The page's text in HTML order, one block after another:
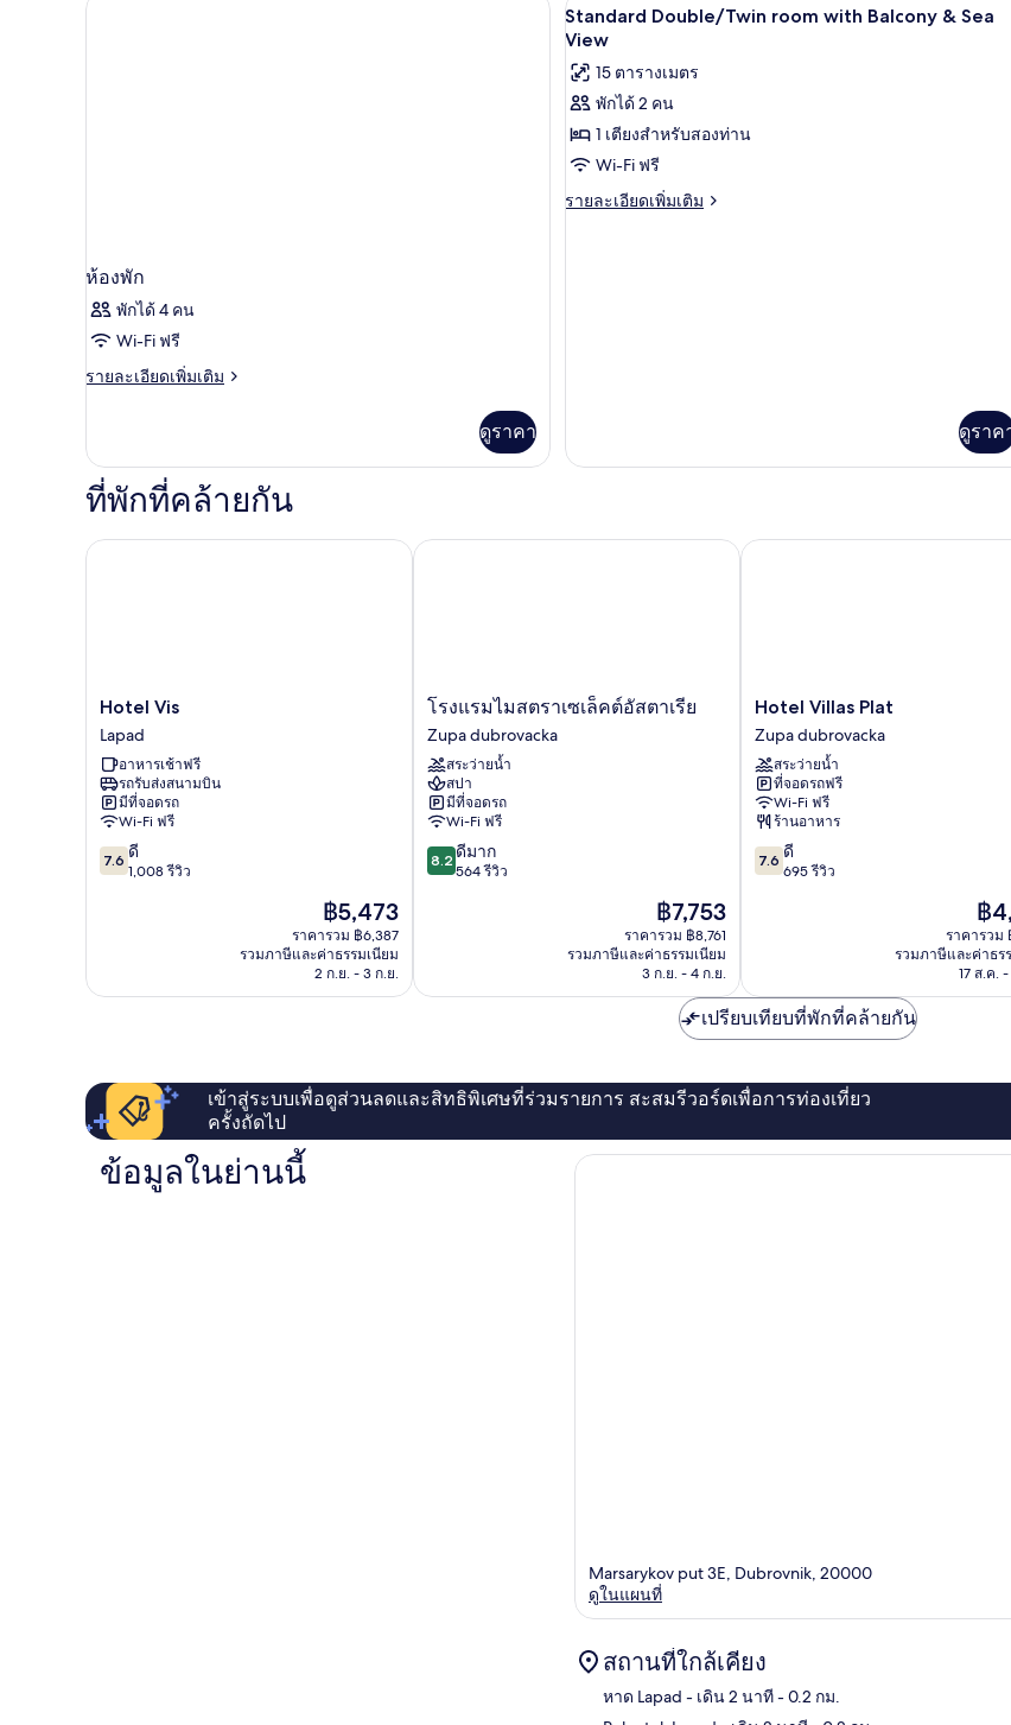
Double
Single
Room
Annex
building
ห้องพัก
พักได้ 4 คน
Wi-Fi ฟรี
รายละเอียดเพิ่มเติม
ราย
เกี่ยว
กับ
ห้อง
ดูราคา
เปิด
ภาพถ่าย
ทั้งหมด
ของ
Standard
Double/Twin
room
9
Standard Double/Twin room with Balcony & Sea
View
15 ตารางเมตร
พักได้ 2 คน
1 เตียงสำหรับสองท่าน
Wi-Fi ฟรี
รายละเอียดเพิ่มเติม
ราย
Sea
ดูราค
ที่พักที่คล้ายกัน
Hotel
Vis
Lapad
Hotel Vis
Lapad
อาหารเช้าฟรี
รถรับส่งสนามบิน
มีที่จอดรถ
Wi-Fi ฟรี
7.6
จาก
7.6 ดี
1,008 รีวิว
ราคา
ปัจจุบัน
คือ
฿5,473
฿5,473
ราคารวม ฿6,387
รวมภาษีและค่าธรรมเนียม
2 ก.ย. - 3 ก.ย.
Hotel Vis
โรง
แรม
ไมส
ตรา
เซ
เล็คต์
อัส
ตา
เรีย
โรงแรมไมสตราเซเล็คต์อัสตาเรีย
Zupa dubrovacka
สระว่ายน้ำ
สปา
มีที่จอดรถ
Wi-Fi ฟรี
8.2
จาก
8.2 ดีมาก
564 รีวิว
ราคา
ปัจจุบัน
คือ
฿7,753
฿7,753
ราคารวม ฿8,761
รวมภาษีและค่าธรรมเนียม
3 ก.ย. - 4 ก.ย.
โรงแรมไมสตราเซเล็คต์อัสตาเรีย
Hotel
Villas
Plat
Zupa
dubrovacka
Hotel Villas Plat
Zupa dubrovacka
สระว่ายน้ำ
ที่จอดรถฟรี
Wi-Fi ฟรี
ร้านอาหาร
7.6
จาก
7.6 ดี
695 รีวิว
ราคา
ปัจจุ
คือ
฿
฿
ราคารวม
รวมภาษีและค่าธร
17 ส.ค.
Hotel Villas Plat
เปรียบเทียบที่พักที่คล้ายกัน
เข้าสู่ระบบเพื่อดูส่วนลดและสิทธิพิเศษที่ร่วมรายการ สะสมรีวอร์ดเพื่อการท่องเที่ยว
ครั้งถัดไป
ข้อมูลในย่านนี้
Marsarykov put 3E, Dubrovnik, 20000
ดูในแผนที่
สถานที่ใกล้เคียง
หาด Lapad - เดิน 2 นาที- 0.2 กม.